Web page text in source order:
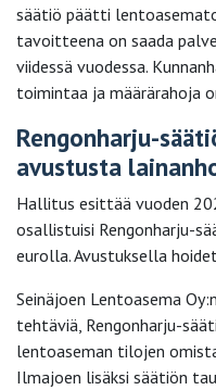
säätiö päätti
tavoitteena on saada
viidessä vuodessa.
toimintaa ja määrärahoja
Rengonharju-
avustusta
Hallitus esittää vuoden
osallistuisi Rengonharju-
eurolla. Avustuksella
Seinäjoen Lentoasema
tehtäviä, Rengonharju-
lentoaseman tilojen
Ilmajoen lisäksi säätiön